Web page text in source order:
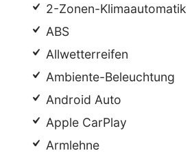
2-Zonen-Klimaautomatik
ABS
Allwetterreifen
Ambiente-Beleuchtung
Android Auto
Apple CarPlay
Armlehne